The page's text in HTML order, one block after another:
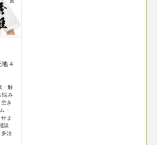
４
・解
悩み
き
・
ま
談
治